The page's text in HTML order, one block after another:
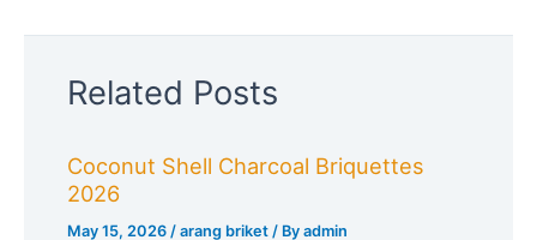
Related Posts
Coconut Shell Charcoal Briquettes
2026
May 15, 2026 /arang briket / Byadmin